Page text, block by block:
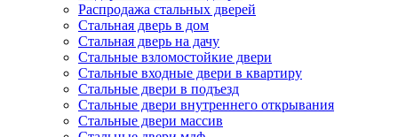
Распродажа стальных дверей
Стальная дверь в дом
Стальная дверь на дачу
Стальные взломостойкие двери
Стальные входные двери в квартиру
Стальные двери в подъезд
Стальные двери внутреннего открывания
Стальные двери массив